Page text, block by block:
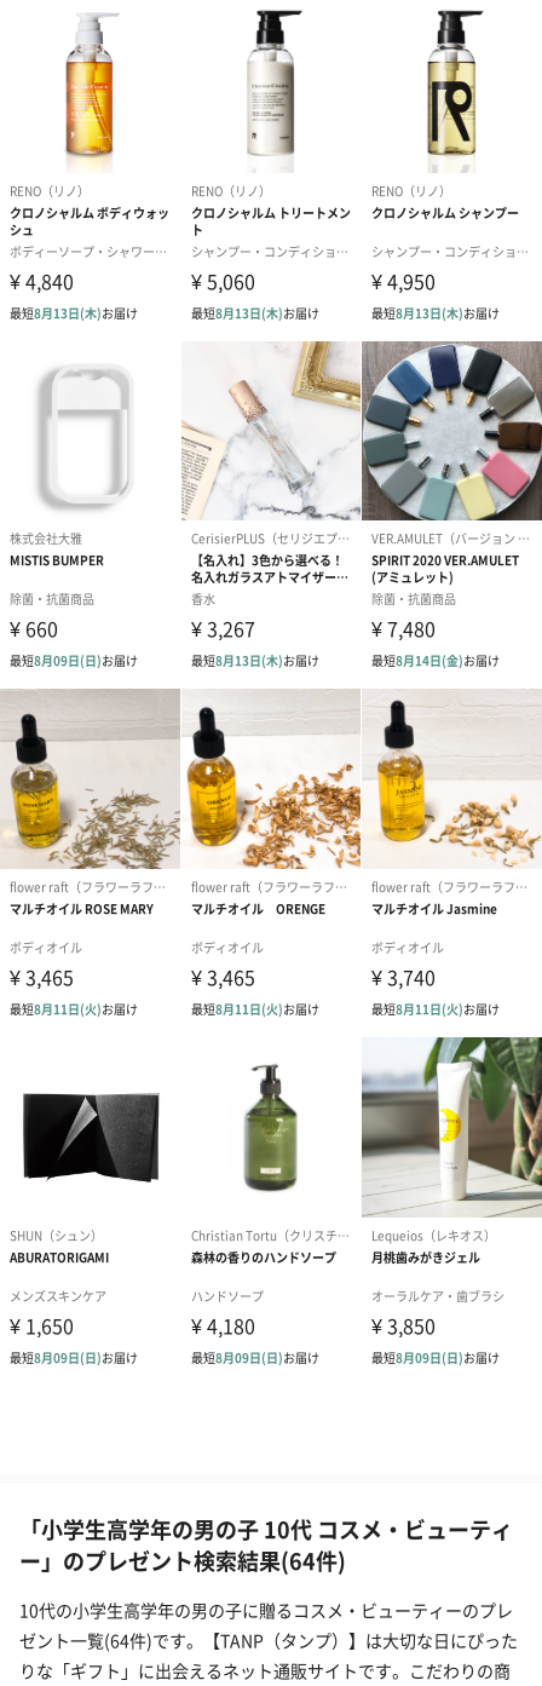
「小学生高学年の男の子 10代 コスメ・ビューティ
ー」のプレゼント検索結果(64件)
10代の小学生高学年の男の子に贈るコスメ・ビューティーのプレ
ゼント一覧(64件)です。【TANP（タンプ）】は大切な日にぴった
りな「ギフト」に出会えるネット通販サイトです。こだわりの商